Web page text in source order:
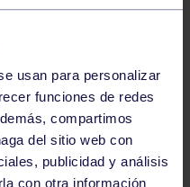
usan para personalizar
funciones de redes
compartimos
del sitio web con
publicidad y análisis
con otra información
1009 1010
1011